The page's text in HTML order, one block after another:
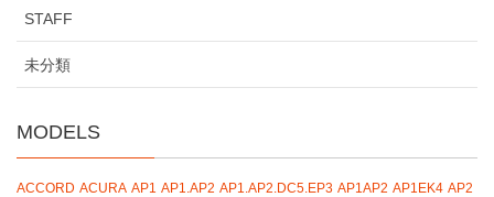
STAFF
未分類
MODELS
ACCORD ACURA AP1 AP1.AP2 AP1.AP2.DC5.EP3 AP1AP2 AP1EK4 AP2